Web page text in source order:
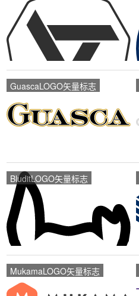
GuascaLOGO矢量标志
BluditLOGO矢量标志
MukamaLOGO矢量标志